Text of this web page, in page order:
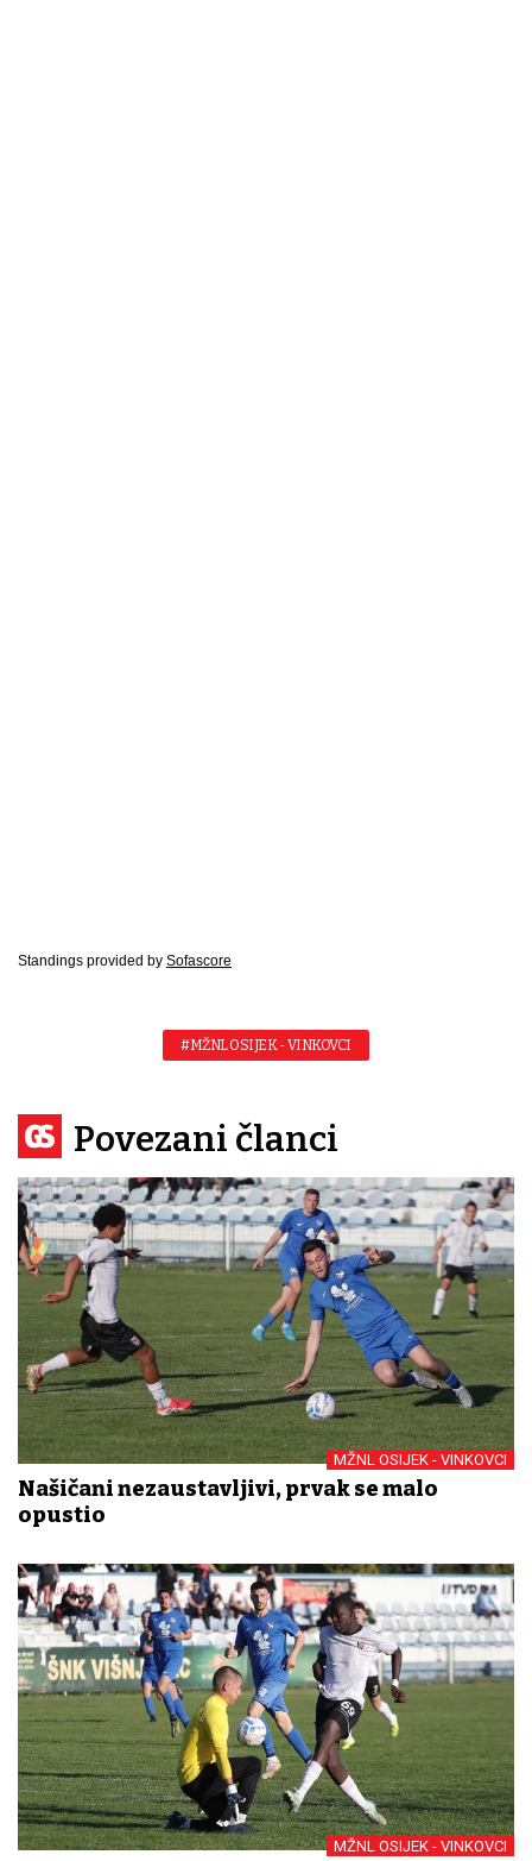
Standings provided by Sofascore
#MŽNL OSIJEK - VINKOVCI
Povezani članci
MŽNL OSIJEK - VINKOVCI
Našičani nezaustavljivi, prvak se malo
opustio
MŽNL OSIJEK - VINKOVCI